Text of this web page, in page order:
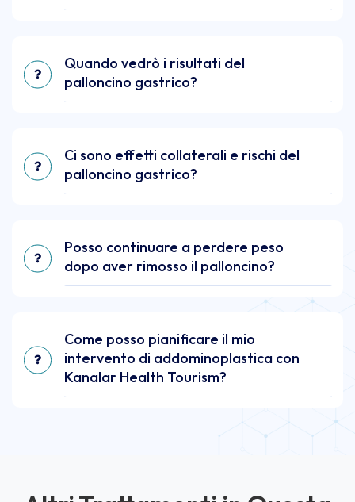
Quando vedrò i risultati del
palloncino gastrico?
Ci sono effetti collaterali e rischi del
palloncino gastrico?
Posso continuare a perdere peso
dopo aver rimosso il palloncino?
Come posso pianificare il mio
intervento di addominoplastica con
Kanalar Health Tourism?